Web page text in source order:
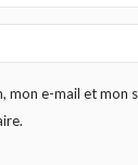
mon e-mail et mon